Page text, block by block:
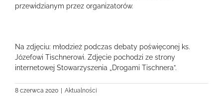
przewidzianym przez organizatorów.
Na zdjęciu: młodzież podczas debaty poświęconej ks.
Józefowi Tischnerowi. Zdjęcie pochodzi ze strony
internetowej Stowarzyszenia „Drogami Tischnera”.
8 czerwca 2020 Aktualności